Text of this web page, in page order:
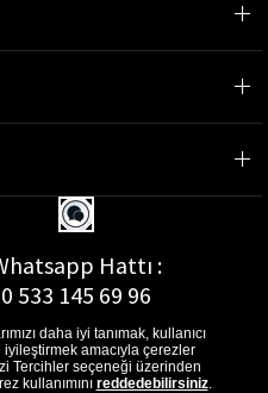
Hattı :
0 533 145 69 96
daha iyi tanımak, kullanıcı
amacıyla çerezler
Tercihler seçeneği üzerinden
kullanımını reddedebilirsiniz.